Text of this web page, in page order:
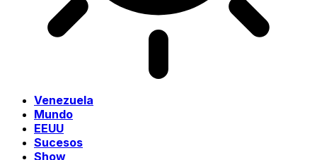
Venezuela
Mundo
EEUU
Sucesos
Show